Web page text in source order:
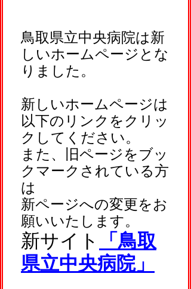
鳥取県立中央病院は新
しいホームページとな
りました。
新しいホームページは
以下のリンクをクリッ
クしてください。
また、旧ページをブッ
クマークされている方
は
新ページへの変更をお
願いいたします。
新サイト
「鳥取
県立中央病院」